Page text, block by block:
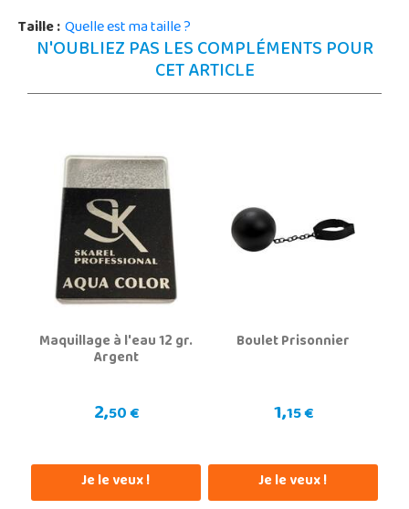
Taille :Quelle est ma taille ?
N'OUBLIEZ PAS LES COMPLÉMENTS POUR
CET ARTICLE
Maquillage à l'eau 12 gr.
Argent
2,50 €
Je le veux !
Boulet Prisonnier
1,15 €
Je le veux !